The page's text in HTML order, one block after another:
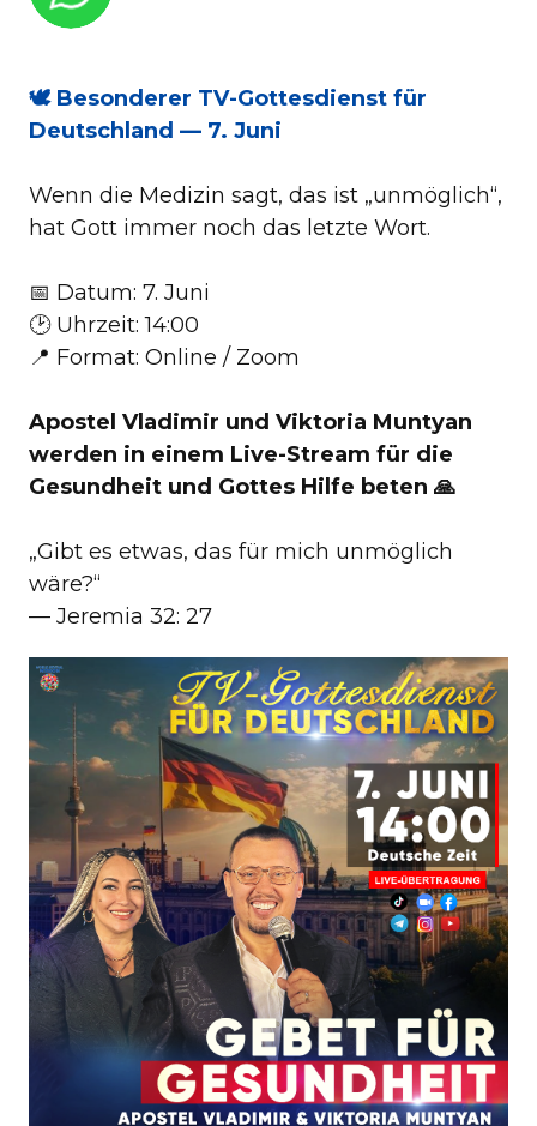
🕊️ Besonderer TV-Gottesdienst für
Deutschland — 7. Juni
Wenn die Medizin sagt, das ist „unmöglich“,
hat Gott immer noch das letzte Wort.
📅 Datum: 7. Juni
🕑 Uhrzeit: 14:00
📍 Format: Online / Zoom
Apostel Vladimir und Viktoria Muntyan
werden in einem Live-Stream für die
Gesundheit und Gottes Hilfe beten 🙏
„Gibt es etwas, das für mich unmöglich
wäre?“
— Jeremia 32: 27